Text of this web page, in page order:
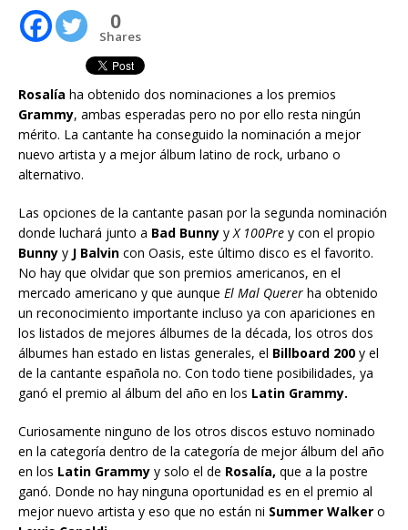
0
Shares
Rosalía ha obtenido dos nominaciones a los premios
Grammy, ambas esperadas pero no por ello resta ningún
mérito. La cantante ha conseguido la nominación a mejor
nuevo artista y a mejor álbum latino de rock, urbano o
alternativo.
Las opciones de la cantante pasan por la segunda nominación
donde luchará junto a Bad Bunny y X 100Pre y con el propio
Bunny y J Balvin con Oasis, este último disco es el favorito.
No hay que olvidar que son premios americanos, en el
mercado americano y que aunque El Mal Querer ha obtenido
un reconocimiento importante incluso ya con apariciones en
los listados de mejores álbumes de la década, los otros dos
álbumes han estado en listas generales, el Billboard 200 y el
de la cantante española no. Con todo tiene posibilidades, ya
ganó el premio al álbum del año en los Latin Grammy.
Curiosamente ninguno de los otros discos estuvo nominado
en la categoría dentro de la categoría de mejor álbum del año
en los Latin Grammy y solo el de Rosalía, que a la postre
ganó. Donde no hay ninguna oportunidad es en el premio al
mejor nuevo artista y eso que no están ni Summer Walker o